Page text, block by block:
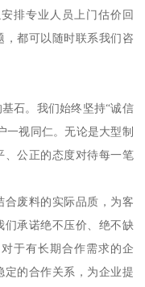
排专业人员上门估价回
，都可以随时联系我们咨
石。我们始终坚持“诚信
一视同仁。无论是大型制
、公正的态度对待每一笔
合废料的实际品质，为客
们承诺绝不压价、绝不缺
于有长期合作需求的企
定的合作关系，为企业提